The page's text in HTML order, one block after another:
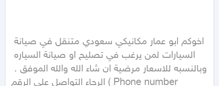
الرجاء التواصل على الرقم ( Phone number